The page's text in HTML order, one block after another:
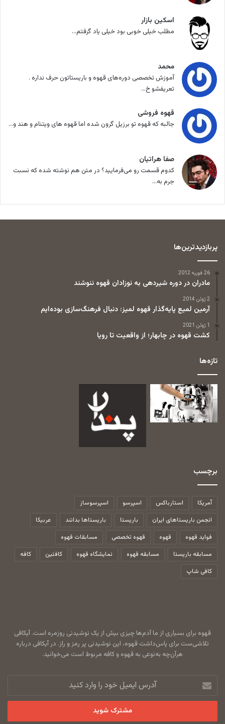
اسکین بازار
مطلب خیلی خوبی بود خیلی یاد گرفتم...
محمد
آموزش تخصصی دوره‌های قهوه و باریستاتون حرف نداره .
تعریفشو خ...
قهوه فروشی
جالبه که قهوه تو برزیل گرون شده اما قهوه های ویتنام و هند و...
صفا هراتیان
کدوم قسمت رو می‌فرمایید؟ در متن هم نوشته شده که نسبت
جرم به...
پربازدیدترین‌ها
26 فوریه 2012
مادران در دوره شیردهی به نوزادان قهوه ننوشند
2 ژوئن 2014
آرمین لمیع پایه‌گذار قهوه لمیز: دنبال فرهنگ‌سازی بوده‌ایم
1 ژوئن 2021
کشت قهوه در چابهار؛ از واقعیت تا رویا
تازه‌ها
برچسب
آمریکا استارباکس اسپرسو
اسپرسوساز
انجمن باریستاهای ایران
باریستا باریستاها بدانند
عربیکا
فواید قهوه
قهوه قهوه تخصصی
مسابقات قهوه
مسابقه باریستا
مسابقه قهوه نمایشگاه قهوه کافئین
کافه
کافی شاپ
قهوه برای بسیاری از ما آدم‌ها چیزی بیش از یک نوشیدنی روزمره است. آیکافی
تلاشی‌ست برای پاس‌داشت قهوه، این نوشیدنی پر رمز و راز. در آیکافی درباره
هرآن‌چه به‌نوعی به قهوه و کافه مربوط است می‌خوانید.
آدرس
ایمیل
خود